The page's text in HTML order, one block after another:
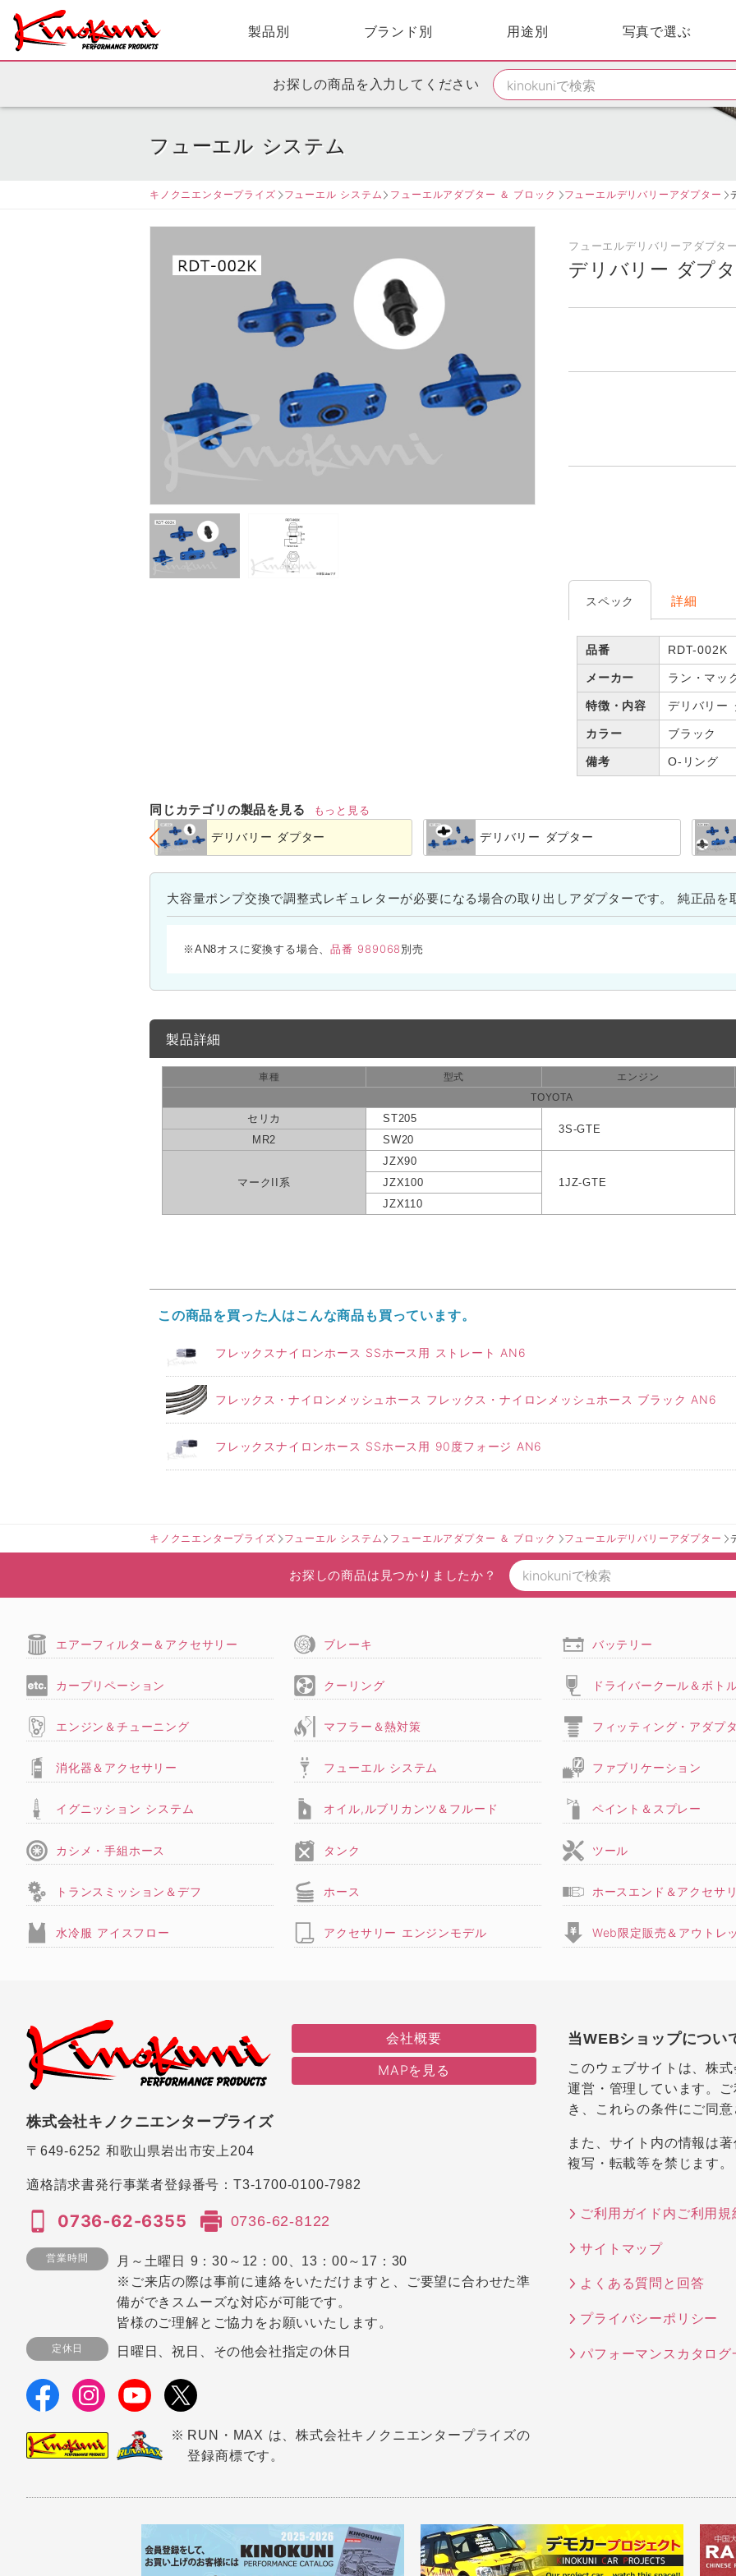
製品別 ブランド別 用途別 写真で選ぶ
お探しの商品を入力してください
フューエル システム
キノクニエンタープライズ フューエル システム フューエルアダプター ＆ ブロック フューエルデリバリーアダプター
フューエルデリバリーアダプター
デリバリー ダプ
スペック 詳細
品番 RDT-002K
メーカー ラン・マッ
特徴・内容 デリバリー
カラー ブラック
備考 O-リング
同じカテゴリの製品を見る もっと見る
デリバリー ダプター デリバリー ダプター
大容量ポンプ交換で調整式レギュレターが必要になる場合の取り出しアダプターです。 純正品を
※AN8オスに変換する場合、品番 989068 別売
製品詳細
車種 型式 エンジン
TOYOTA
セリカ
ST205
3S-GTE
MR2 SW20
マークII系
JZX90
1JZ-GTE
JZX100
JZX110
この商品を買った人はこんな商品も買っています。
フレックスナイロンホース SSホース用 ストレート AN6
フレックス・ナイロンメッシュホース フレックス・ナイロンメッシュホース ブラック AN6
フレックスナイロンホース SSホース用 90度フォージ AN6
キノクニエンタープライズ フューエル システム フューエルアダプター ＆ ブロック フューエルデリバリーアダプター
お探しの商品は見つかりましたか？
エアーフィルター＆アクセサリー ブレーキ バッテリー
カープリペーション クーリング ドライバークール＆ボト
エンジン＆チューニング マフラー＆熱対策 フィッティング・アダプタ
消化器＆アクセサリー フューエル システム ファブリケーション
イグニッション システム オイル,ルブリカンツ＆フルード ペイント＆スプレー
カシメ・手組ホース タンク ツール
トランスミッション＆デフ ホース ホースエンド＆アクセサ
水冷服 アイスフロー アクセサリー エンジンモデル Web限定販売＆アウトレ
会社概要
MAPを見る
株式会社キノクニエンタープライズ
〒649-6252 和歌山県岩出市安上204
適格請求書発行事業者登録番号：T3-1700-0100-7982
0736-62-6355 0736-62-8122
営業時間
月～土曜日 9：30～12：00、13：00～17：30
※ご来店の際は事前に連絡をいただけますと、ご要望に合わせた準
備ができスムーズな対応が可能です。
皆様のご理解とご協力をお願いいたします。
定休日 日曜日、祝日、その他会社指定の休日
RUN・MAX は、株式会社キノクニエンタープライズの
登録商標です。
当WEBショップについ
このウェブサイトは、株
運営・管理しています。
き、これらの条件にご同
また、サイト内の情報は
複写・転載等を禁じます。
ご利用ガイド内ご利用規
サイトマップ
よくある質問と回答
プライバシーポリシー
パフォーマンスカタログ